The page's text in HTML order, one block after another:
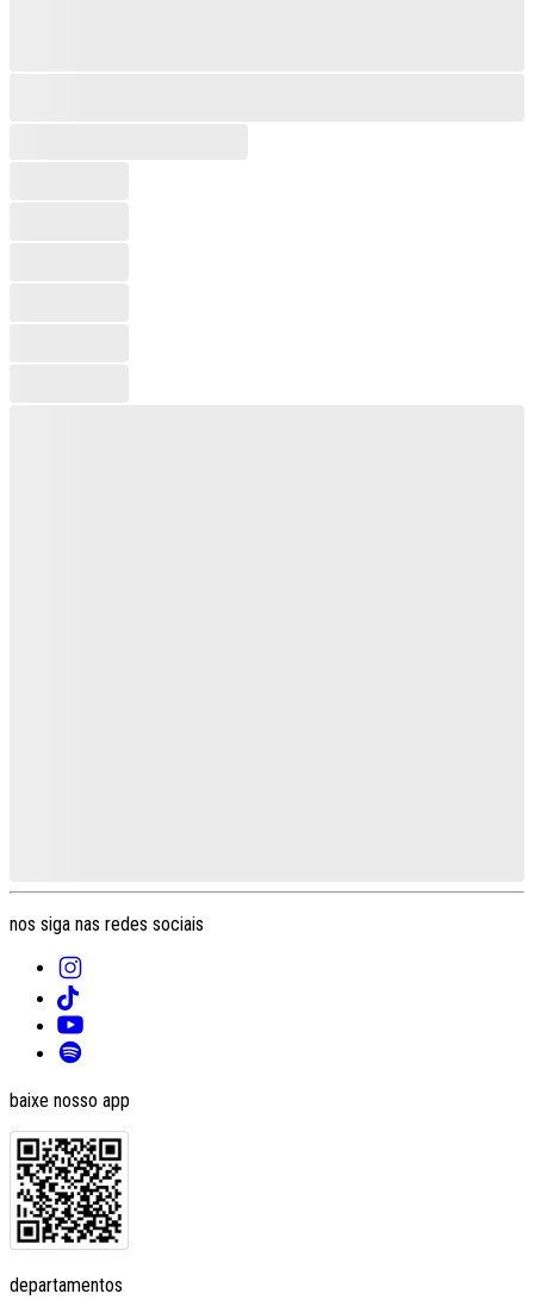
nos siga nas redes sociais
baixe nosso app
departamentos